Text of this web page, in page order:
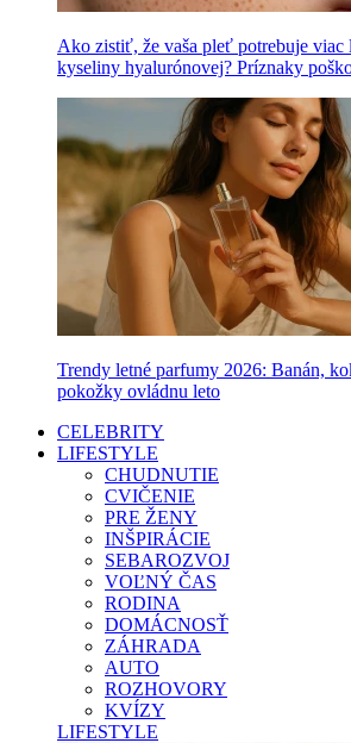
Ako zistiť, že vaša pleť potrebuje viac
kyseliny hyalurónovej? Príznaky
Trendy letné parfumy 2026: Banán,
pokožky ovládnu leto
CELEBRITY
LIFESTYLE
CHUDNUTIE
CVIČENIE
PRE ŽENY
INŠPIRÁCIE
SEBAROZVOJ
VOĽNÝ ČAS
RODINA
DOMÁCNOSŤ
ZÁHRADA
AUTO
ROZHOVORY
KVÍZY
LIFESTYLE